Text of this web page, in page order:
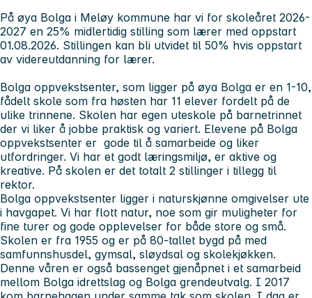
På øya Bolga i Meløy kommune har vi for skoleåret 2026-
2027 en 25% midlertidig stilling som lærer med oppstart
01.08.2026. Stillingen kan bli utvidet til 50% hvis oppstart
av videreutdanning for lærer.
Bolga oppvekstsenter, som ligger på øya Bolga er en 1-10,
fådelt skole som fra høsten har 11 elever fordelt på de
ulike trinnene. Skolen har egen uteskole på barnetrinnet
der vi liker å jobbe praktisk og variert. Elevene på Bolga
oppvekstsenter er gode til å samarbeide og liker
utfordringer. Vi har et godt læringsmiljø, er aktive og
kreative. På skolen er det totalt 2 stillinger i tillegg til
rektor.
Bolga oppvekstsenter ligger i naturskjønne omgivelser ute
i havgapet. Vi har flott natur, noe som gir muligheter for
fine turer og gode opplevelser for både store og små.
Skolen er fra 1955 og er på 80-tallet bygd på med
samfunnshusdel, gymsal, sløydsal og skolekjøkken.
Denne våren er også bassenget gjenåpnet i et samarbeid
mellom Bolga idrettslag og Bolga grendeutvalg. I 2017